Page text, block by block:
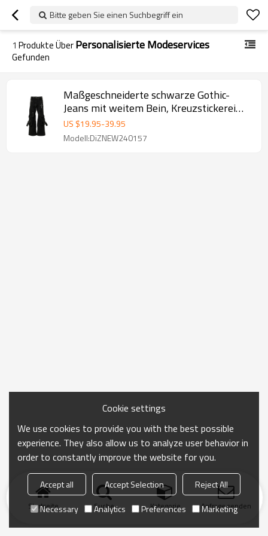
Bitte geben Sie einen Suchbegriff ein
1 Produkte ÜberPersonalisierte Modeservices
Gefunden
Maßgeschneiderte schwarze Gothic-
Jeans mit weitem Bein, Kreuzstickerei
und Schnallendetails
US $19.95-39.95
Modell:DiZNEW240157
Startseite Suche Kategorie Anfrage senden
Cookie settings
We use cookies to provide you with the best possible
experience. They also allow us to analyze user behavior in
order to constantly improve the website for you.
Accept all Accept Selection
Reject All
Necessary
Analytics Preferences Marketing